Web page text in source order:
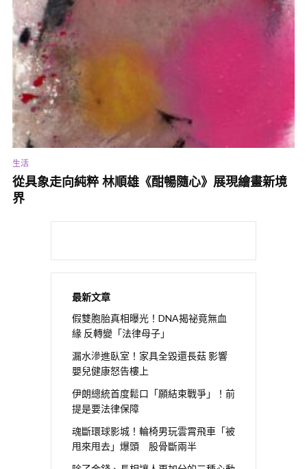
生活
從具象走向純粹 林順雄《酣暢隨心》展現繪畫新境
界
最新文章
假雙胞胎真相曝光！DNA揭祕竟無血
緣 反轉變「法律母子」
漏水滲進臥室！家具全毀還長菇 影響
嬰兒健康怒告樓上
伊朗總統首度鬆口「願結束戰爭」！前
提是要法律保障
魂斷環球影城！輪椅男玩雲霄飛車「被
甩來甩去」爆頭 股骨斷兩半